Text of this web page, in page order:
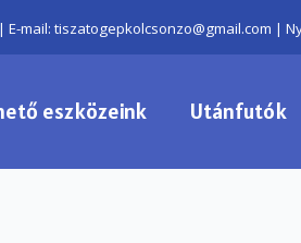
| E-mail: tiszatogepkolcsonzo@gmail.com |
eszközeink Utánfutók